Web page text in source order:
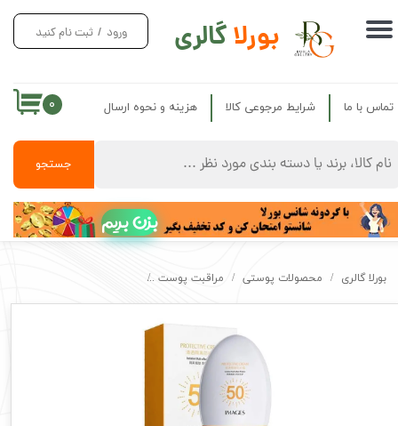
بورلاگالری
جستجو
ورود / ثبت نام کنید
حساب کاربری من
سفارشات
خروج از حساب کاربری
۰ تماس با ما شرایط مرجوعی کالا هزینه و نحوه ارسال
بزن بریم
بورلا گالری محصولات پوستی مراقبت پوست